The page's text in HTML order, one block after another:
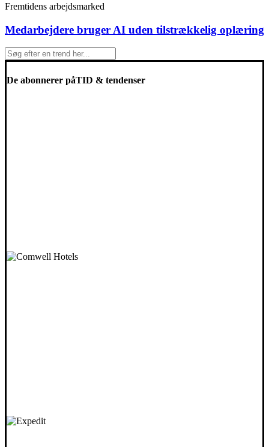
Fremtidens arbejdsmarked
Medarbejdere bruger AI uden tilstrækkelig oplæring
De abonnerer påTID & tendenser